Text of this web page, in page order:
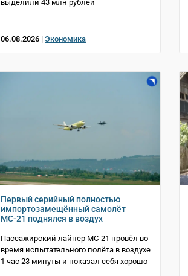
выделили 43 млн рублей
06.08.2026 | Экономика
Первый серийный полностью
импортозамещённый самолёт
МС-21 поднялся в воздух
Пассажирский лайнер МС-21 провёл во
время испытательного полёта в воздухе
1 час 23 минуты и показал себя хорошо